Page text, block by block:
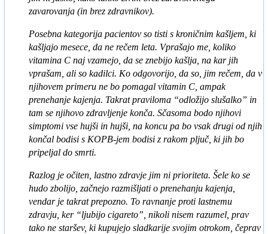
zavarovanja (in brez zdravnikov).
Posebna kategorija pacientov so tisti s kroničnim kašljem, ki
kašljajo mesece, da ne rečem leta. Vprašajo me, koliko
vitamina C naj vzamejo, da se znebijo kašlja, na kar jih
vprašam, ali so kadilci. Ko odgovorijo, da so, jim rečem, da v
njihovem primeru ne bo pomagal vitamin C, ampak
prenehanje kajenja. Takrat praviloma “odložijo slušalko” in
tam se njihovo zdravljenje konča. Sčasoma bodo njihovi
simptomi vse hujši in hujši, na koncu pa bo vsak drugi od njih
končal bodisi s KOPB-jem bodisi z rakom pljuč, ki jih bo
pripeljal do smrti.
Razlog je očiten, lastno zdravje jim ni prioriteta. Šele ko se
hudo zbolijo, začnejo razmišljati o prenehanju kajenja,
vendar je takrat prepozno. To ravnanje proti lastnemu
zdravju, ker “ljubijo cigareto”, nikoli nisem razumel, prav
tako ne staršev, ki kupujejo sladkarije svojim otrokom, čeprav